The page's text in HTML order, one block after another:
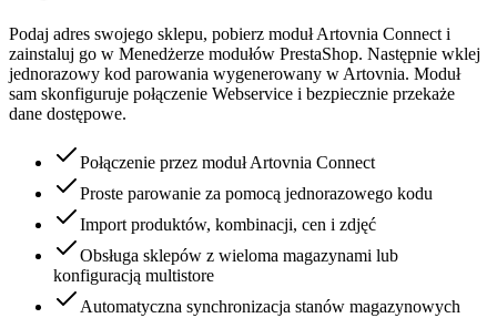
Podaj adres swojego sklepu, pobierz moduł Artovnia Connect i
zainstaluj go w Menedżerze modułów PrestaShop. Następnie wklej
jednorazowy kod parowania wygenerowany w Artovnia. Moduł
sam skonfiguruje połączenie Webservice i bezpiecznie przekaże
dane dostępowe.
Połączenie przez moduł Artovnia Connect
Proste parowanie za pomocą jednorazowego kodu
Import produktów, kombinacji, cen i zdjęć
Obsługa sklepów z wieloma magazynami lub
konfiguracją multistore
Automatyczna synchronizacja stanów magazynowych